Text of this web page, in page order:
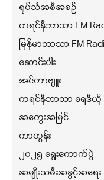
ရုပ်သံအစီအစဉ်
ကရင်နီဘာသာ FM
မြန်မာဘာသာ FM
ဆောင်းပါး
အင်တာဗျူး
ကရင်နီဘာသာ ရေဒီယို
အတွေးအမြင်
ကာတွန်း
၂၀၂၅ ရွေးကောက်ပွဲ
အမျိုးသမီးအခွင့်အရေး